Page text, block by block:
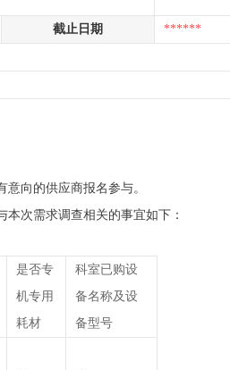
截止日期 ******
向的供应商报名参与。
次需求调查相关的事宜如下：
是否专
机专用
耗材
科室已购设
备名称及设
备型号